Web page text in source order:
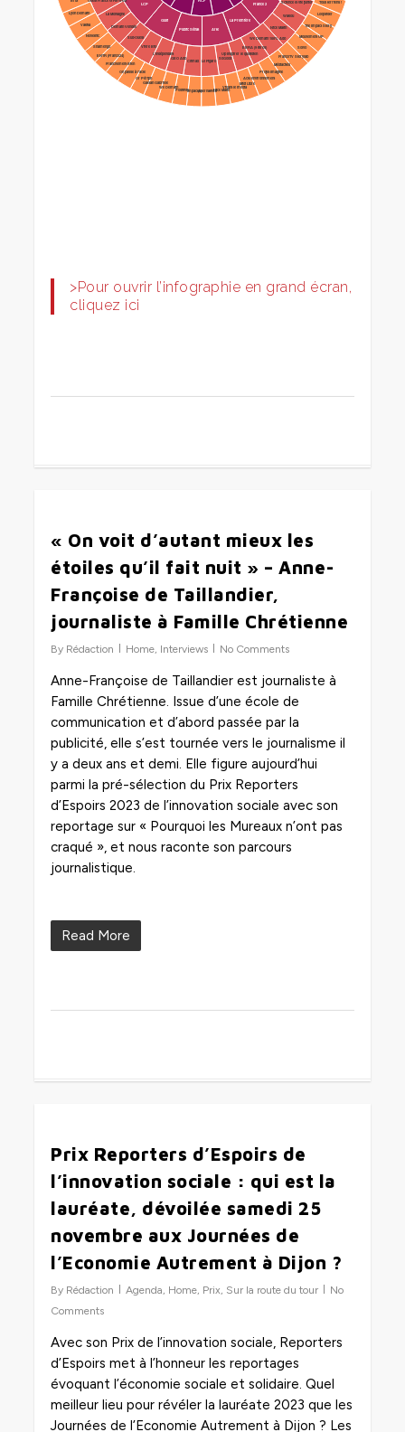
>Pour ouvrir l’infographie en grand écran,
cliquez ici
« On voit d’autant mieux les
étoiles qu’il fait nuit » – Anne-
Françoise de Taillandier,
journaliste à Famille Chrétienne
By Rédaction Home, Interviews No Comments
Anne-Françoise de Taillandier est journaliste à
Famille Chrétienne. Issue d’une école de
communication et d’abord passée par la
publicité, elle s’est tournée vers le journalisme il
y a deux ans et demi. Elle figure aujourd’hui
parmi la pré-sélection du Prix Reporters
d’Espoirs 2023 de l’innovation sociale avec son
reportage sur « Pourquoi les Mureaux n’ont pas
craqué », et nous raconte son parcours
journalistique.
Read More
Prix Reporters d’Espoirs de
l’innovation sociale : qui est la
lauréate, dévoilée samedi 25
novembre aux Journées de
l’Economie Autrement à Dijon ?
By Rédaction Agenda, Home, Prix, Sur la route du tour
No
Comments
Avec son Prix de l’innovation sociale, Reporters
d’Espoirs met à l’honneur les reportages
évoquant l’économie sociale et solidaire. Quel
meilleur lieu pour révéler la lauréate 2023 que les
Journées de l’Economie Autrement à Dijon ? Les